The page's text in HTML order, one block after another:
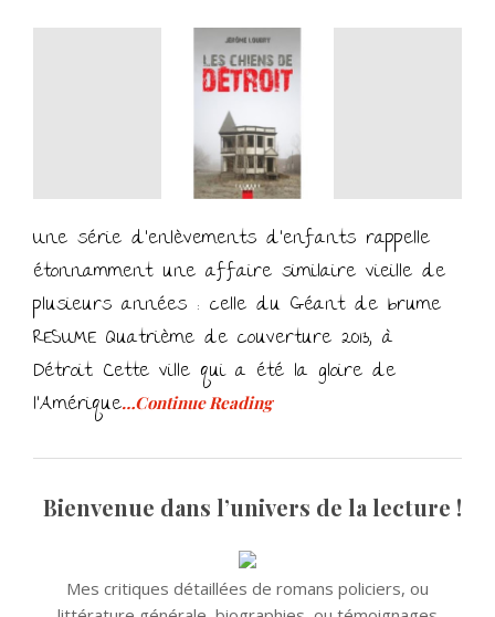
Une série d’enlèvements d’enfants rappelle
étonnamment une affaire similaire vieille de
plusieurs années : celle du Géant de brume
RESUME Quatrième de couverture 2013, à
Détroit. Cette ville qui a été la gloire de
l’Amérique…Continue Reading
Bienvenue dans l’univers de la lecture !
Mes critiques détaillées de romans policiers, ou